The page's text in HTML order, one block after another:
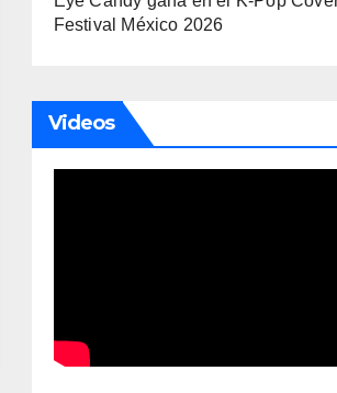
Festival México 2026
Videos